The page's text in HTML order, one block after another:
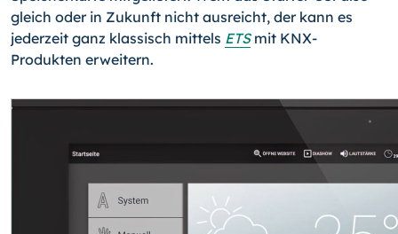
gleich oder in Zukunft nicht ausreicht, der kann es
jederzeit ganz klassisch mittels ETSmit KNX-
Produkten erweitern.